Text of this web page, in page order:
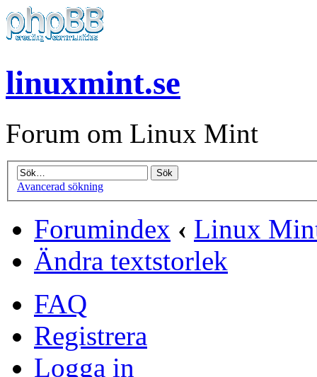
linuxmint.se
Forum om Linux Mint
Avancerad sökning
Forumindex ‹ Linux
Ändra textstorlek
FAQ
Registrera
Logga in